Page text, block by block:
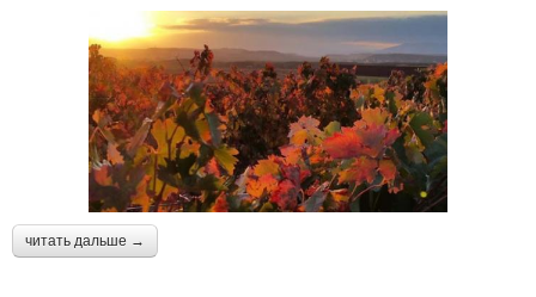
читать дальше →